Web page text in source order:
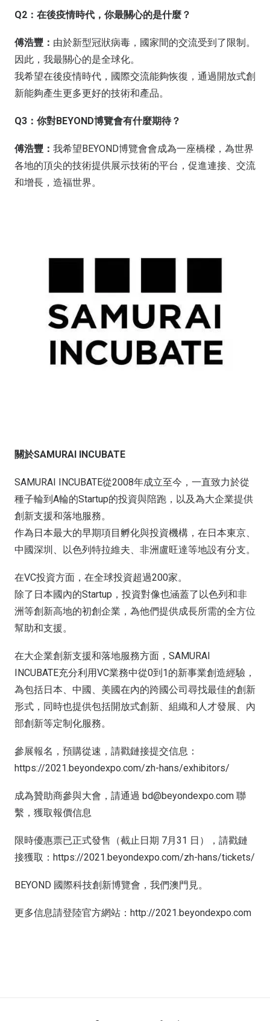
Q2：在後疫情時代，你最關心的是什麼？
傅浩豐： 由於新型冠狀病毒，國家間的交流受到了限制。
因此，我最關心的是全球化。
我希望在後疫情時代，國際交流能夠恢復，通過開放式創
新能夠產生更多更好的技術和產品。
Q3：你對BEYOND博覽會有什麼期待？
傅浩豐： 我希望BEYOND博覽會會成為一座橋樑，為世界
各地的頂尖的技術提供展示技術的平台，促進連接、交流
和增長，造福世界。
關於SAMURAI INCUBATE
SAMURAI INCUBATE從2008年成立至今，一直致力於從
種子輪到A輪的Startup的投資與陪跑，以及為大企業提供
創新支援和落地服務。
作為日本最大的早期項目孵化與投資機構，在日本東京、
中國深圳、以色列特拉維夫、非洲盧旺達等地設有分支。
在VC投資方面，在全球投資超過200家。
除了日本國內的Startup，投資對像也涵蓋了以色列和非
洲等創新高地的初創企業，為他們提供成長所需的全方位
幫助和支援。
在大企業創新支援和落地服務方面，SAMURAI
INCUBATE充分利用VC業務中從0到1的新事業創造經驗，
為包括日本、中國、美國在內的跨國公司尋找最佳的創新
形式，同時也提供包括開放式創新、組織和人才發展、內
部創新等定制化服務。
參展報名，預購從速，請戳鏈接提交信息：
https://2021.beyondexpo.com/zh-hans/exhibitors/
成為贊助商參與大會，請通過 bd@beyondexpo.com 聯
繫，獲取報價信息
限時優惠票已正式發售（截止日期 7月31 日），請戳鏈
接獲取：https://2021.beyondexpo.com/zh-hans/tickets/
BEYOND 國際科技創新博覽會，我們澳門見。
更多信息請登陸官方網站：http://2021.beyondexpo.com